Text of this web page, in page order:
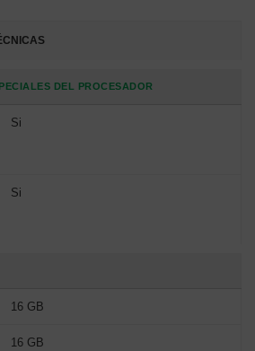
DEL PROCESADOR
Si
Si
16 GB
16 GB